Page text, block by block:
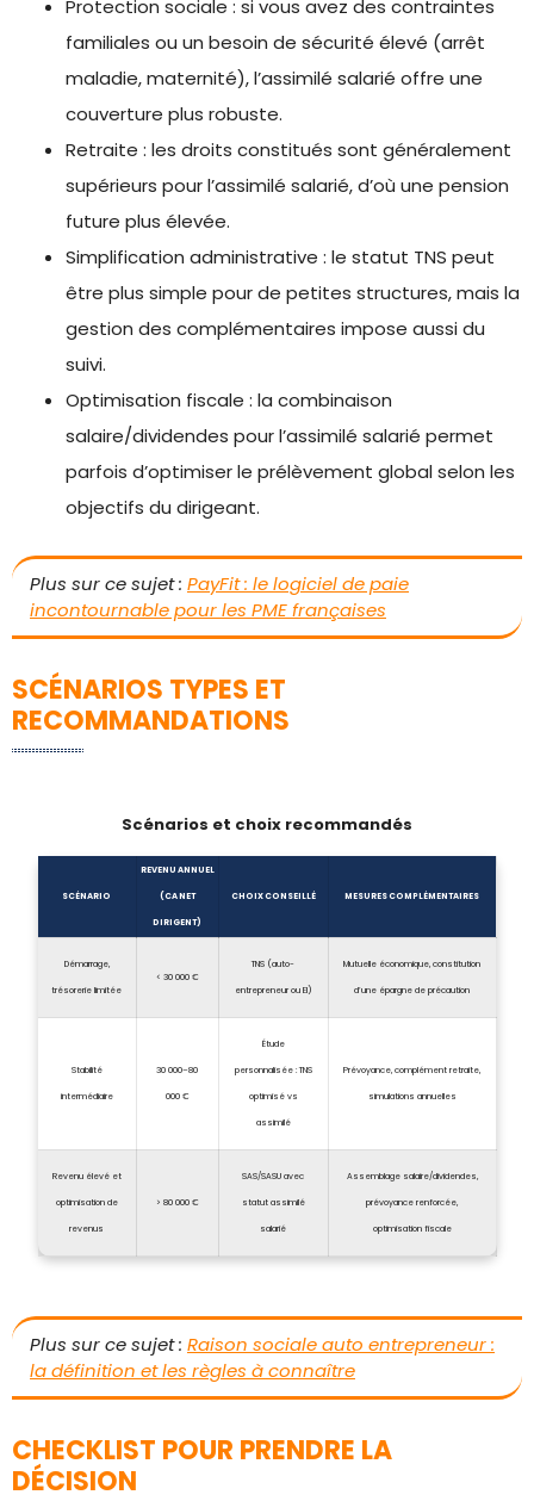
Protection sociale : si vous avez des contraintes
familiales ou un besoin de sécurité élevé (arrêt
maladie, maternité), l’assimilé salarié offre une
couverture plus robuste.
Retraite : les droits constitués sont généralement
supérieurs pour l’assimilé salarié, d’où une pension
future plus élevée.
Simplification administrative : le statut TNS peut
être plus simple pour de petites structures, mais la
gestion des complémentaires impose aussi du
suivi.
Optimisation fiscale : la combinaison
salaire/dividendes pour l’assimilé salarié permet
parfois d’optimiser le prélèvement global selon les
objectifs du dirigeant.
Plus sur ce sujet : PayFit : le logiciel de paie
incontournable pour les PME françaises
SCÉNARIOS TYPES ET
RECOMMANDATIONS
Scénarios et choix recommandés
SCÉNARIO
REVENU ANNUEL
(CA NET
DIRIGENT)
CHOIX CONSEILLÉ MESURES COMPLÉMENTAIRES
Démarrage,
trésorerie limitée
< 30 000 €
TNS (auto-
entrepreneur ou EI)
Mutuelle économique, constitution
d’une épargne de précaution
Stabilité
intermédiaire
30 000–80
000 €
Étude
personnalisée : TNS
optimisé vs
assimilé
Prévoyance, complément retraite,
simulations annuelles
Revenu élevé et
optimisation de
revenus
> 80 000 €
SAS/SASU avec
statut assimilé
salarié
Assemblage salaire/dividendes,
prévoyance renforcée,
optimisation fiscale
Plus sur ce sujet : Raison sociale auto entrepreneur :
la définition et les règles à connaître
CHECKLIST POUR PRENDRE LA
DÉCISION